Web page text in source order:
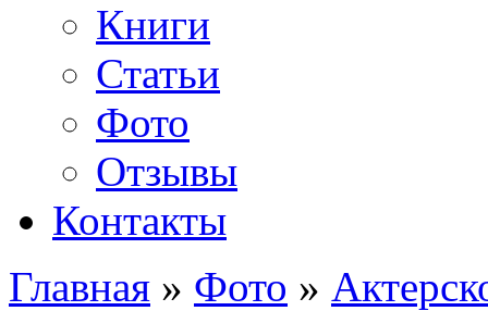
Книги
Статьи
Фото
Отзывы
Контакты
Главная » Фото »